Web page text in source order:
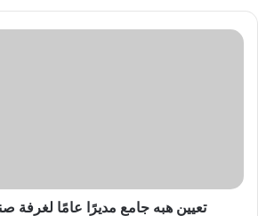
تعيين
والاتصالات
تعيين هبه جامع مديرًا عامًا لغرفة